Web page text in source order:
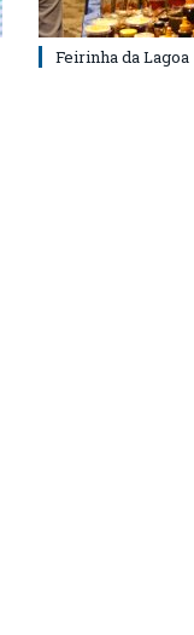
Feirinha da Lagoa